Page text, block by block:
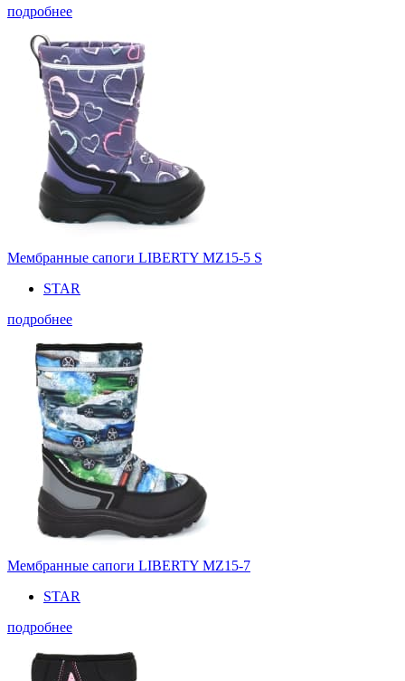
подробнее
Мембранные сапоги LIBERTY MZ15-5 S
STAR
подробнее
Мембранные сапоги LIBERTY MZ15-7
STAR
подробнее